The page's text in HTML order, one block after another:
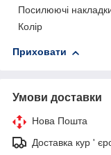
Посилюючі
Колір
Приховати
Умови доставки
Нова Пошта
Доставка кур '